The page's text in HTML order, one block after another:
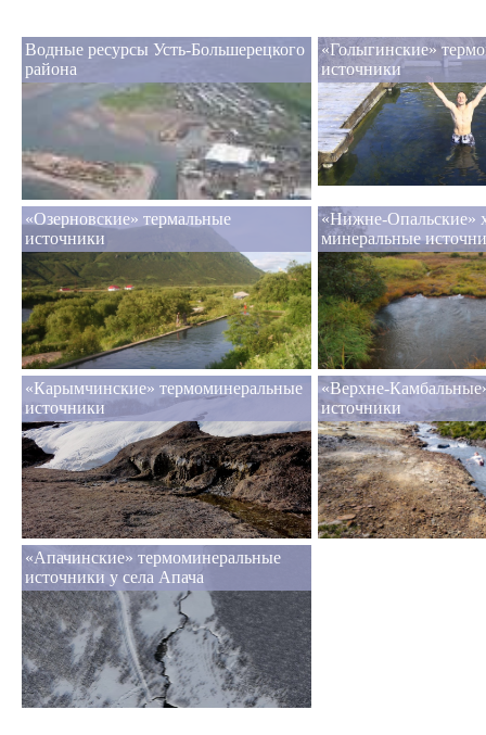
Водные ресурсы Усть-Большерецкого
района
«Голыгинские»
источники
«Озерновские» термальные ​
источники
«Нижне-Опальские»
минеральные
«Карымчинские» термоминеральные
источники
«Верхне-
источники
«Апачинские» термоминеральные
источники у села Апача